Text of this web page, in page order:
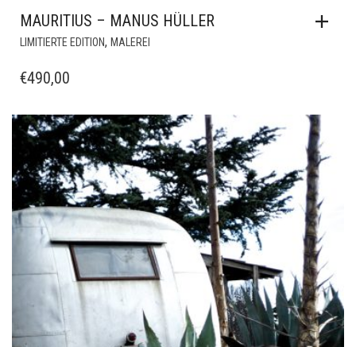
MAURITIUS – MANUS HÜLLER
LIMITIERTE EDITION, MALEREI
€490,00